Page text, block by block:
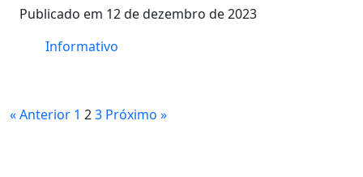
Publicado em 12 de dezembro de 2023
Informativo
« Anterior 1 23 Próximo »